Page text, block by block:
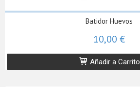
Batidor Huevos
10,00 €
Añadir a Carrito